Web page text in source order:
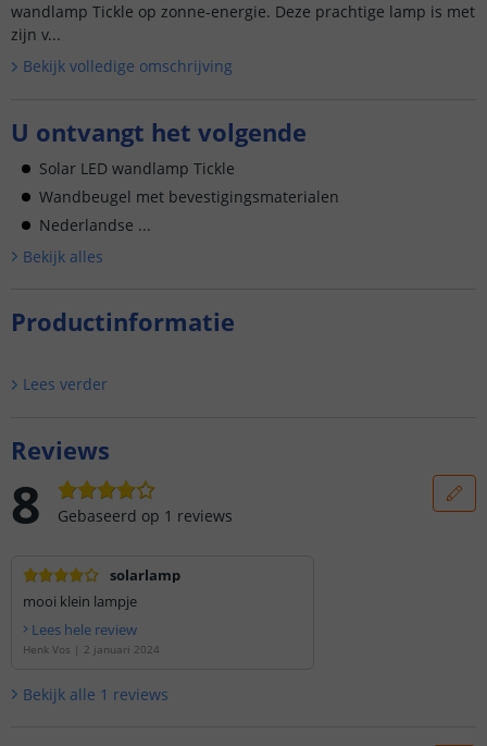
wandlamp Tickle op zonne-energie. Deze prachtige lamp is met
zijn v...
Bekijk volledige omschrijving
U ontvangt het volgende
Solar LED wandlamp Tickle
Wandbeugel met bevestigingsmaterialen
Nederlandse ...
Bekijk alles
Productinformatie
Lees verder
Reviews
8 Gebaseerd op 1 reviews
solarlamp
mooi klein lampje
Lees hele review
Henk Vos | 2 januari 2024
Bekijk alle 1 reviews